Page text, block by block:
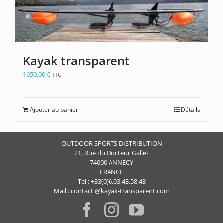
Kayak transparent
1650,00€ TTC
Ajouter au panier Détails
OUTDOOR SPORTS DISTRIBUTION
21, Rue du Docteur Gallet
74000 ANNECY
FRANCE
Tel : +33(0)6.03.43.58.43
Mail : contact @kayak-transparent.com